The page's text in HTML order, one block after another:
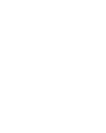
we are better